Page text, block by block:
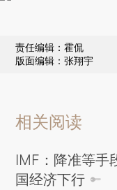
责任编辑：霍侃
版面编辑：张翔宇
相关阅读
IMF：降准等手
国经济下行